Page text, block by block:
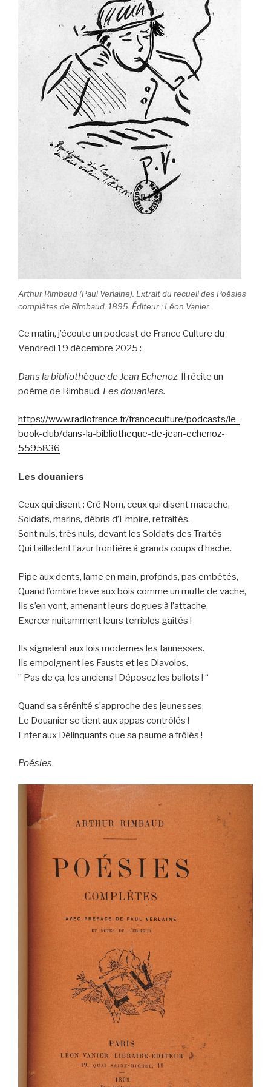
Arthur Rimbaud (Paul Verlaine). Extrait du recueil des Poésies
complètes de Rimbaud. 1895. Éditeur : Léon Vanier.
Ce matin, j’écoute un podcast de France Culture du
Vendredi 19 décembre 2025 :
Dans la bibliothèque de Jean Echenoz. Il récite un
poème de Rimbaud, Les douaniers.
https://www.radiofrance.fr/franceculture/podcasts/le-
book-club/dans-la-bibliotheque-de-jean-echenoz-
5595836
Les douaniers
Ceux qui disent : Cré Nom, ceux qui disent macache,
Soldats, marins, débris d’Empire, retraités,
Sont nuls, très nuls, devant les Soldats des Traités
Qui tailladent l’azur frontière à grands coups d’hache.
Pipe aux dents, lame en main, profonds, pas embêtés,
Quand l’ombre bave aux bois comme un mufle de vache,
Ils s’en vont, amenant leurs dogues à l’attache,
Exercer nuitamment leurs terribles gaîtés !
Ils signalent aux lois modernes les faunesses.
Ils empoignent les Fausts et les Diavolos.
” Pas de ça, les anciens ! Déposez les ballots ! “
Quand sa sérénité s’approche des jeunesses,
Le Douanier se tient aux appas contrôlés !
Enfer aux Délinquants que sa paume a frôlés !
Poésies.